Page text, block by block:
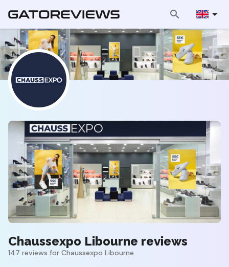
Chaussexpo Libourne reviews
147 reviews for Chaussexpo Libourne